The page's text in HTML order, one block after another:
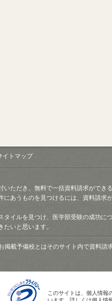
イトマップ
ただき、無料で一括資料請求ができ
あうものを見つけるには、資料請求
イルを見つけ、医学部受験の成功に
いと思います。
載予備校とはそのサイト内で資料請
このサイトは、個人情報
います。詳しくは個人情